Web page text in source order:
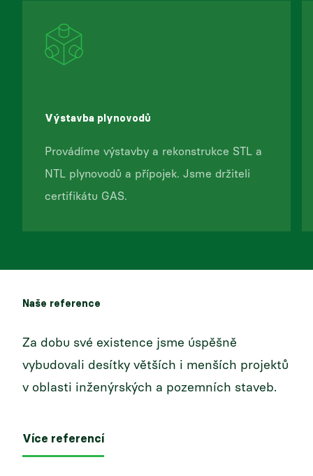
Výstavba plynovodů
Provádíme výstavby a rekonstrukce STL a
NTL plynovodů a přípojek. Jsme držiteli
certifikátu GAS.
Naše reference
Za dobu své existence jsme úspěšně
vybudovali desítky větších i menších projektů
v oblasti inženýrských a pozemních staveb.
Více referencí